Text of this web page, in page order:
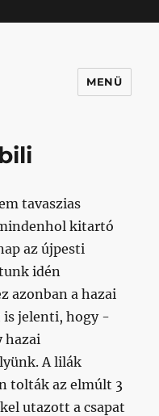
MENÜ
tavaszias
kitartó
az újpesti
idén
azonban a hazai
is jelenti, hogy -
hazai
A lilák
tolták az elmúlt 3
utazott a csapat